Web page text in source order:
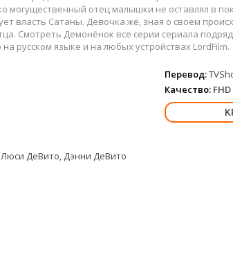
HBO Max
Disney+
Peacock
Германия
Турция
Корея Южная
Индия
могущественный отец малышки не оставлял в
власть Сатаны. Девочка же, зная о своем
Смотреть Демонёнок все серии сериала
русском языке и на любых устройствах LordFilm.
Перевод:
Качество:
ДеВито, Дэнни ДеВито